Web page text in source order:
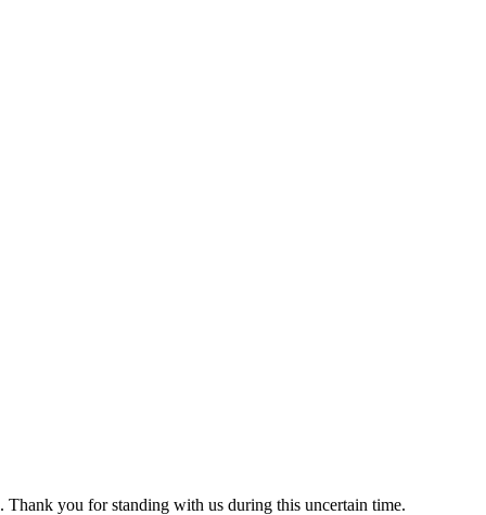
you for standing with us during this uncertain time.